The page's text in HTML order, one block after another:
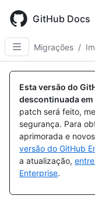
main
content
GitHub Docs
Migrações /
Esta versão do
descontinuada em
patch será feito,
segurança. Para
aprimorada e
versão do GitHub
a atualização,
Enterprise.